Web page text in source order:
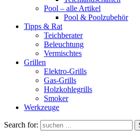
Pool – alle Artikel
Pool & Poolzubehör
Tipps & Rat
Teichberater
Beleuchtung
Vermischtes
Grillen
Elektro-Grills
Gas-Grills
Holzkohlegrills
Smoker
Werkzeuge
Search for: